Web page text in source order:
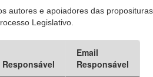
autores e apoiadores das proposituras
Legislativo.
Responsável
Email
Responsável